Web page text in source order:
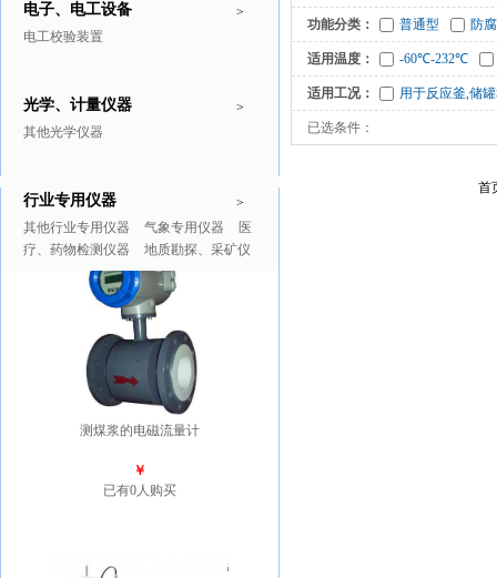
>
电子、电工设备
电工校验装置
>
光学、计量仪器
其他光学仪器
>
行业专用仪器
其他行业专用仪器 气象专用仪器
医
疗、药物检测仪器
地质勘探、采矿仪
推广商品 更多>>
测煤浆的电磁流量计
￥
已有0人购买
功能分类： 普通型 防
适用温度： -60℃-232℃
适用工况： 用于反应釜,储
已选条件：
首